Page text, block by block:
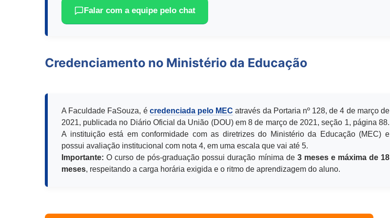
Falar com a equipe pelo chat
Credenciamento no Ministério da Educação
A Faculdade FaSouza, é credenciada pelo MEC através da Portaria nº 128, de 4 de março de
2021, publicada no Diário Oficial da União (DOU) em 8 de março de 2021, seção 1, página 88.
A instituição está em conformidade com as diretrizes do Ministério da Educação (MEC) e
possui avaliação institucional com nota 4, em uma escala que vai até 5.
Importante: O curso de pós-graduação possui duração mínima de 3 meses e máxima de 18
meses, respeitando a carga horária exigida e o ritmo de aprendizagem do aluno.